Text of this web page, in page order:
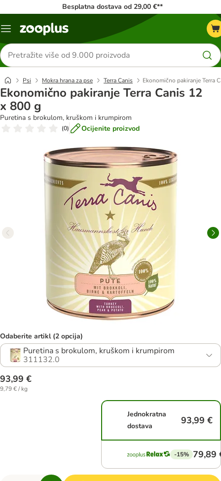
Besplatna dostava od 29,00 €**
Izbornik
Traži
proizvode
Psi Mokra hrana za pse Terra Canis Ekonomično pakiranje Terra
Ekonomično pakiranje Terra Canis 12
x 800 g
Puretina s brokulom, kruškom i krumpirom
(0) Ocijenite proizvod
Odaberite artikl (2 opcija)
Puretina s brokulom, kruškom i krumpirom
311132.0
93,99 €
9,79 € / kg
Jednokratna
dostava
93,99 €
-15% 79,89